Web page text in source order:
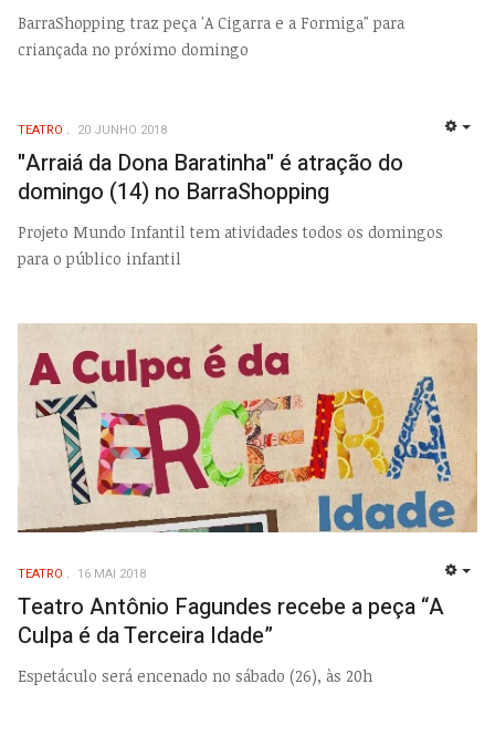
BarraShopping traz peça 'A Cigarra e a Formiga" para
criançada no próximo domingo
TEATRO 20 JUNHO 2018
"Arraiá da Dona Baratinha" é atração do
domingo (14) no BarraShopping
Projeto Mundo Infantil tem atividades todos os domingos
para o público infantil
TEATRO 16 MAI 2018
Teatro Antônio Fagundes recebe a peça “A
Culpa é da Terceira Idade”
Espetáculo será encenado no sábado (26), às 20h